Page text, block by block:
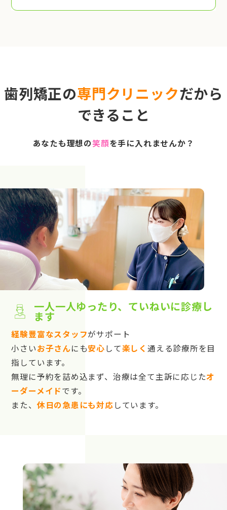
歯列矯正の専門クリニックだから
できること
あなたも理想の笑顔を手に入れませんか？
一人一人ゆったり、ていねいに診療し
ます
経験豊富なスタッフがサポート
小さいお子さんにも安心して楽しく 通える診療所を目
指しています。
無理に予約を詰め込まず、治療は全て主訴に応じたオ
ーダーメイドです。
また、 休日の急患にも対応しています。